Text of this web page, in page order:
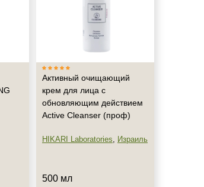
Активный очищающий
крем для лица с
обновляющим действием
Active Cleanser (проф)
HIKARI Laboratories, Израиль
500 мл